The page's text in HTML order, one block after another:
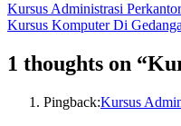
Kursus Administrasi
Kursus Komputer Di
1 thoughts on “
Pingback:Kursus